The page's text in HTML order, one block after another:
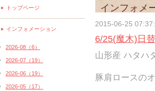
インフォメ
2015-06-25
6/25(魔木)日
山形産 ハタハ
豚肩ロースの
トップページ
インフォメーション
2026-08（6）
2026-07（19）
2026-06（19）
2026-05（17）